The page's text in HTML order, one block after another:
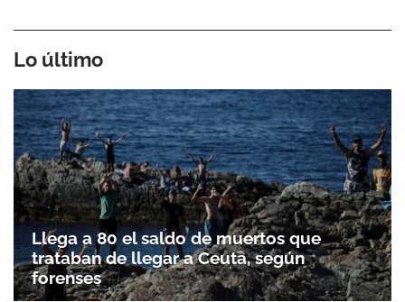
Lo último
Llega a 80 el saldo de muertos que
trataban de llegar a Ceuta, según
forenses